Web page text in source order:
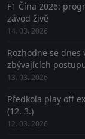
F1 Čína 2026:
závod živě
14. 03. 2026
Rozhodne se
zbývajících
13. 03. 2026
Předkola play off
(12. 3.)
12. 03. 2026